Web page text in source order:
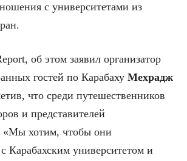
с университетами из
об этом заявил организатор
гостей по Карабаху Мехрадж
что среди путешественников
и представителей
«Мы хотим, чтобы они
Карабахским университетом и